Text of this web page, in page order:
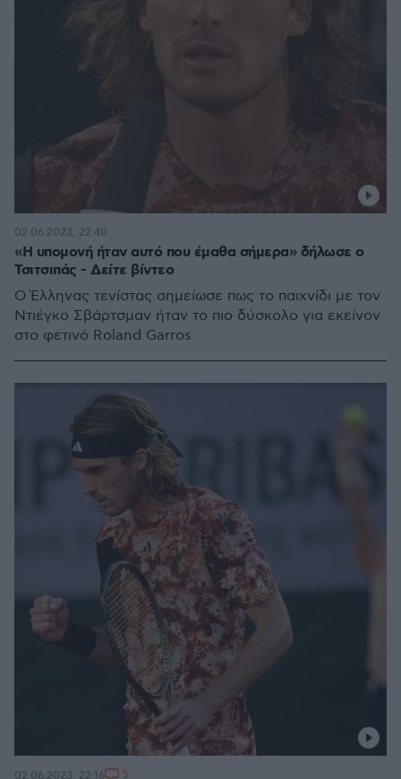
«Η υπομονή ήταν αυτό που έμαθα σήμερα» δήλωσε ο
Τσιτσιπάς - Δείτε βίντεο
Ο Έλληνας τενίστας σημείωσε πως το παιχνίδι με τον
Ντιέγκο Σβάρτσμαν ήταν το πιο δύσκολο για εκείνον
στο φετινό Roland Garros
02.06.2023, 22:40
02.06.2023, 22:16 5